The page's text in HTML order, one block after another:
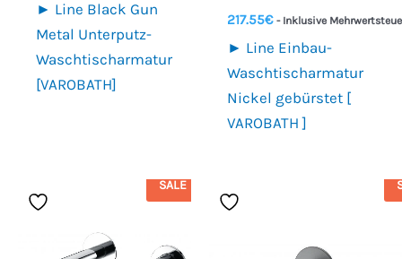
► Line Black Gun
Metal Unterputz-
Waschtischarmatur
[VAROBATH]
217.55€ - Inklusive
► Line Einbau-
Waschtischarmatur
Nickel gebürstet [
VAROBATH ]
SALE